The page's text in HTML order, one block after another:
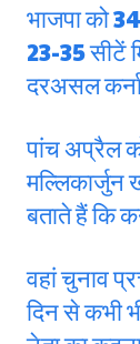
भाजपा को
23-35 सीटें
दरअसल
पांच अप्रैल
मल्लिकार्जुन
बताते हैं कि
वहां चुनाव
दिन से कभी